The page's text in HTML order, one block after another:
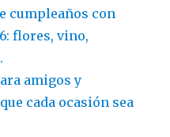
cumpleaños con
flores, vino,
amigos y
cada ocasión sea